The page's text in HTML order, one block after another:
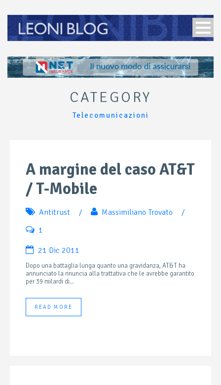
CATEGORY
Telecomunicazioni
A margine del caso AT&T
/ T-Mobile
Antitrust / Massimiliano Trovato
/
1
21 Dic 2011
Dopo una battaglia lunga quanto una gravidanza, AT&T ha
annunciato la rinuncia alla trattativa che le avrebbe garantito
per 39 milardi di...
READ MORE